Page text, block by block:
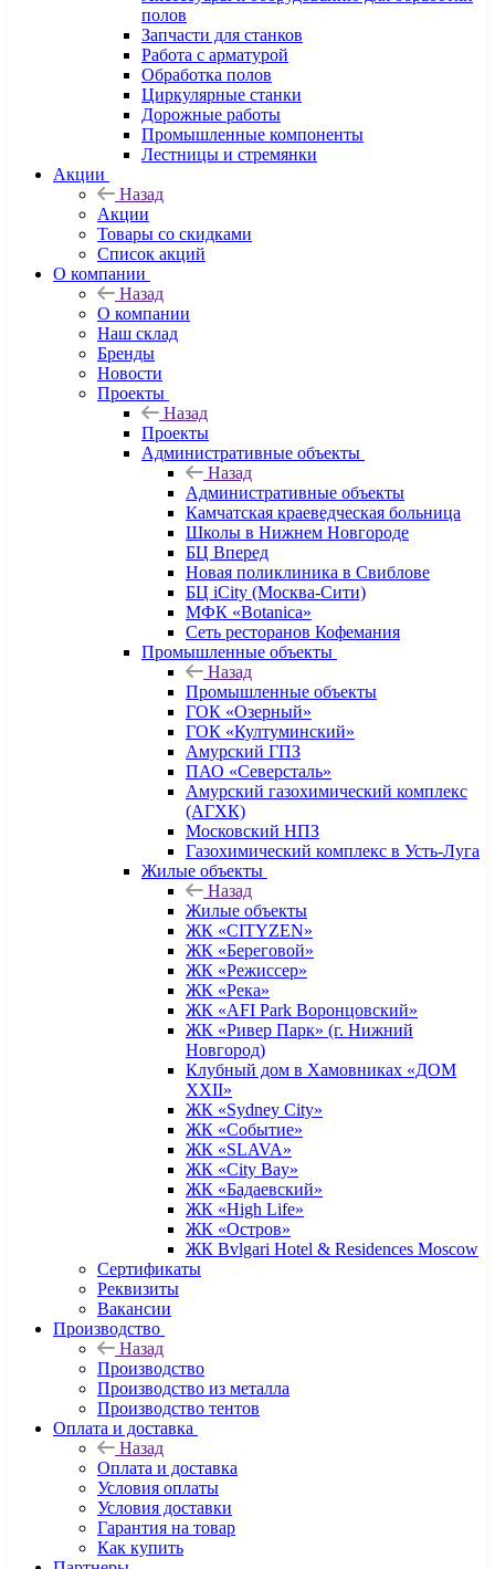
полов
Запчасти для станков
Работа с арматурой
Обработка полов
Циркулярные станки
Дорожные работы
Промышленные компоненты
Лестницы и стремянки
Акции
Назад
Акции
Товары со скидками
Список акций
О компании
Назад
О компании
Наш склад
Бренды
Новости
Проекты
Назад
Проекты
Административные объекты
Назад
Административные объекты
Камчатская краеведческая больница
Школы в Нижнем Новгороде
БЦ Вперед
Новая поликлиника в Свиблове
БЦ iCity (Москва-Сити)
МФК «Botanica»
Сеть ресторанов Кофемания
Промышленные объекты
Назад
Промышленные объекты
ГОК «Озерный»
ГОК «Култуминский»
Амурский ГПЗ
ПАО «Северсталь»
Амурский газохимический комплекс
(АГХК)
Московский НПЗ
Газохимический комплекс в Усть-Луга
Жилые объекты
Назад
Жилые объекты
ЖК «CITYZEN»
ЖК «Береговой»
ЖК «Режиссер»
ЖК «Река»
ЖК «AFI Park Воронцовский»
ЖК «Ривер Парк» (г. Нижний
Новгород)
Клубный дом в Хамовниках «ДОМ
XXII»
ЖК «Sydney City»
ЖК «Событие»
ЖК «SLAVA»
ЖК «City Bay»
ЖК «Бадаевский»
ЖК «High Life»
ЖК «Остров»
ЖК Bvlgari Hotel & Residences Moscow
Сертификаты
Реквизиты
Вакансии
Производство
Назад
Производство
Производство из металла
Производство тентов
Оплата и доставка
Назад
Оплата и доставка
Условия оплаты
Условия доставки
Гарантия на товар
Как купить